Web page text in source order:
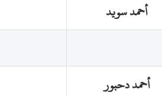
أحمد سويد
أحمد دحبور